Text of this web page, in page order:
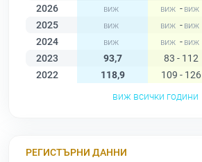
2026
-
2025
-
2024
-
2023
93,7 83 - 112
2022
118,9 109 - 126
виж всички години
РЕГИСТЪРНИ ДАННИ